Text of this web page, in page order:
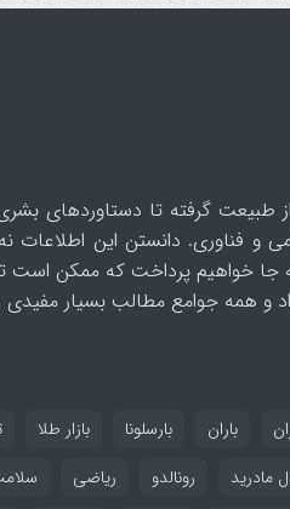
گرفته تا دستاوردهای
فناوری. دانستن این اطلاعات
جا خواهیم پرداخت که ممکن است
و همه جوامع مطالب بسیار مفیدی
باران بارسلونا بازار طلا
مادرید رونالدو ریاضی